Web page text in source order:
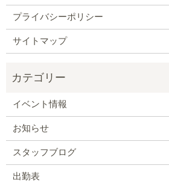
プライバシーポリシー
サイトマップ
イベント情報
お知らせ
スタッフブログ
出勤表